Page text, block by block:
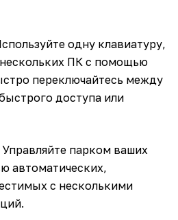
одну клавиатуру,
ПК с помощью
переключайтесь между
доступа или
Управляйте парком ваших
автоматических,
с несколькими